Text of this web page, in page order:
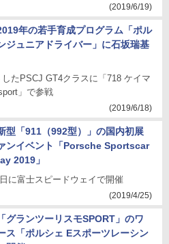
(2019/6/19)
年の若手育成プログラム「ポル
ジュニアドライバー」に石坂瑞基
たPSCJ GT4クラスに「718 ケイマ
」で参戦
(2019/6/18)
型「911（992型）」の国内初展
ンイベント「Porsche Sportscar
2019」
に富士スピードウェイで開催
(2019/4/25)
グランツーリスモSPORT」のワ
ス「ポルシェ Eスポーツレーシン